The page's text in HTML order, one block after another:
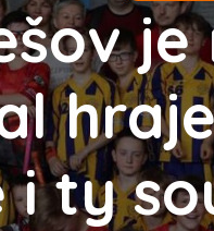
i ty